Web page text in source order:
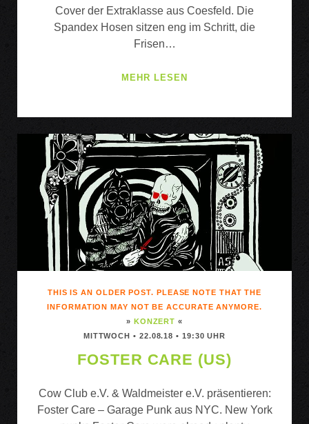
Cover der Extraklasse aus Coesfeld. Die
Spandex Hosen sitzen eng im Schritt, die
Frisen…
MEHR LESEN
MOERTEL
KRUE
+
METALLION
STALLIONS
THIS IS AN OLDER POST. PLEASE NOTE THAT THE
INFORMATION MAY NOT BE ACCURATE ANYMORE.
» KONZERT «
MITTWOCH • 22.08.18 • 19:30 UHR
FOSTER CARE (US)
Cow Club e.V. & Waldmeister e.V. präsentieren:
Foster Care – Garage Punk aus NYC. New York